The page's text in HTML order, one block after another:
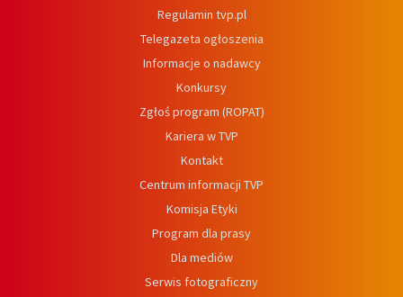
Regulamin tvp.pl
Telegazeta ogłoszenia
Informacje o nadawcy
Konkursy
Zgłoś program (ROPAT)
Kariera w TVP
Kontakt
Centrum informacji TVP
Komisja Etyki
Program dla prasy
Dla mediów
Serwis fotograficzny